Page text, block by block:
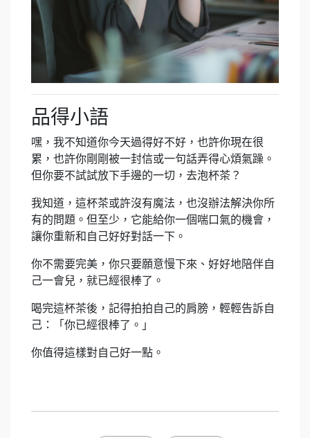
品得小語
嘿，我不知道你今天過得好不好，也許你現在很
累，也許你剛剛被一封信或一句話弄得心煩氣躁。
但你要不試試放下手邊的一切，去泡杯茶？
我知道，這杯茶或許沒有魔法，也沒辦法解決你所
有的問題。但至少，它能給你一個喘口氣的機會，
讓你重新和自己好好對話一下。
你不需要完美，你只要願意慢下來、好好地陪伴自
己一會兒，就已經很棒了。
喝完這杯茶後，記得拍拍自己的肩膀，輕輕告訴自
己：「你已經很棒了。」
你值得這樣對自己好一點。